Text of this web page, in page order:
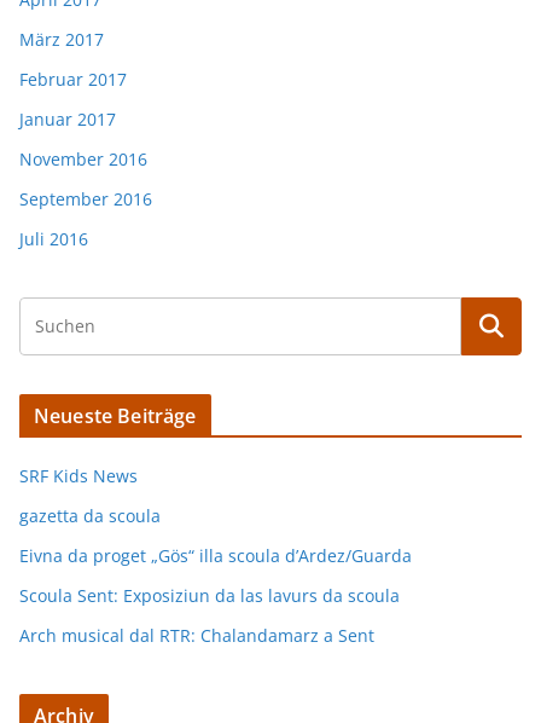
März 2017
Februar 2017
Januar 2017
November 2016
September 2016
Juli 2016
Neueste Beiträge
SRF Kids News
gazetta da scoula
Eivna da proget „Gös“ illa scoula d’Ardez/Guarda
Scoula Sent: Exposiziun da las lavurs da scoula
Arch musical dal RTR: Chalandamarz a Sent
Archiv